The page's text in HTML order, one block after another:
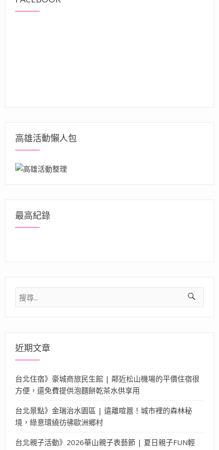
高雄活動懶人包
最高紀錄
搜
尋
近期文章
台北住宿》豪城商旅民生館 | 鄰近松山機場的平價住宿很
方便，還免費提供泡麵餅乾茶水供享用
台北景點》金瑞治水園區 | 遠離喧囂！城市裡的森林秘
境，綠意環繞彷彿歐洲鄉村
台北親子活動》2026華山親子表藝節 | 夏日親子FUN輕